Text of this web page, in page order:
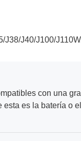
J38/J40/J100/
con una
es la batería o